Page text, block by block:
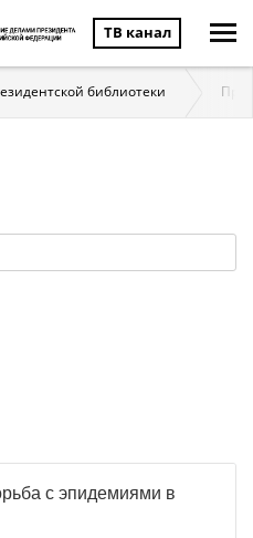
ТВ канал
библиотеки
с эпидемиями в